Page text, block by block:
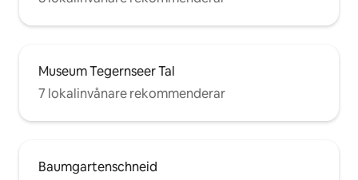
Museum Tegernseer Tal
7 lokalinvånare rekommenderar
Baumgartenschneid